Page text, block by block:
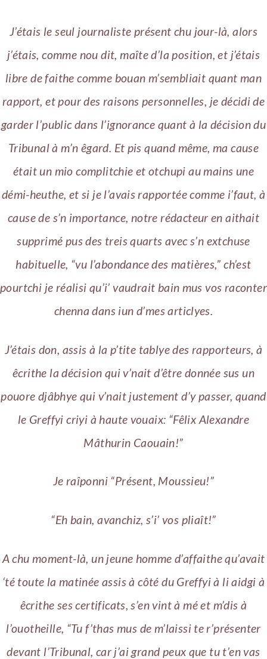
J’étais le seul journaliste présent chu jour-là, alors
j’étais, comme nou dit, maîte d’la position, et j’étais
libre de faithe comme bouan m’sembliait quant man
rapport, et pour des raisons personnelles, je décidi de
garder l’public dans l’ignorance quant à la décision du
Tribunal à m’n êgard. Et pis quand même, ma cause
était un mio complitchie et otchupi au mains une
démi-heuthe, et si je l’avais rapportée comme i’faut, à
cause de s’n importance, notre rédacteur en aithait
supprimé pus des treis quarts avec s’n extchuse
habituelle, “vu l’abondance des matières,” ch’est
pourtchi je réalisi qu’i’ vaudrait bain mus vos raconter
chenna dans iun d’mes articlyes.
J’étais don, assis à la p’tite tablye des rapporteurs, à
êcrithe la décision qui v’nait d’être donnée sus un
pouore djâbhye qui v’nait justement d’y passer, quand
le Greffyi criyi à haute vouaix: “Fêlix Alexandre
Mâthurin Caouain!”
Je raîponni “Présent, Moussieu!”
“Eh bain, avanchiz, s’i’ vos pliaît!”
A chu moment-là, un jeune homme d’affaithe qu’avait
‘té toute la matinée assis à côté du Greffyi à li aidgi à
êcrithe ses certificats, s’en vint à mé et m’dis à
l’ouotheille, “Tu f’thas mus de m’laissi te r’présenter
devant l’Tribunal, car j’ai grand peux que tu t’en vas